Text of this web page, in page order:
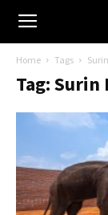
Home Tags
Tag: Surin